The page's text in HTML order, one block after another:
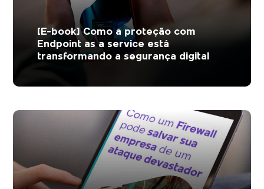
[E-book] Como a proteção com
Endpoint as a service está
transformando a segurança digital